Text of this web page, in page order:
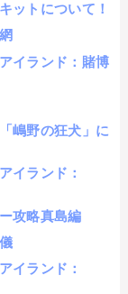
ットについて！
イランド：賭博
嶋野の狂犬」に
イランド：
攻略真島編
イランド：